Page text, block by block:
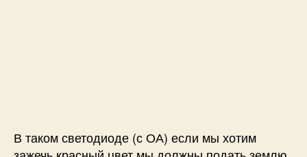
В таком светодиоде (с ОА) если мы хотим